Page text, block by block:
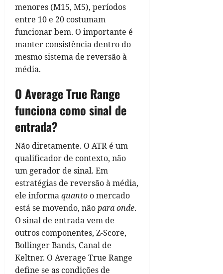
menores (M15, M5), períodos
entre 10 e 20 costumam
funcionar bem. O importante é
manter consistência dentro do
mesmo sistema de reversão à
média.
O Average True Range
funciona como sinal de
entrada?
Não diretamente. O ATR é um
qualificador de contexto, não
um gerador de sinal. Em
estratégias de reversão à média,
ele informaquantoo mercado
está se movendo, nãopara onde.
O sinal de entrada vem de
outros componentes, Z-Score,
Bollinger Bands, Canal de
Keltner. O Average True Range
define se as condições de